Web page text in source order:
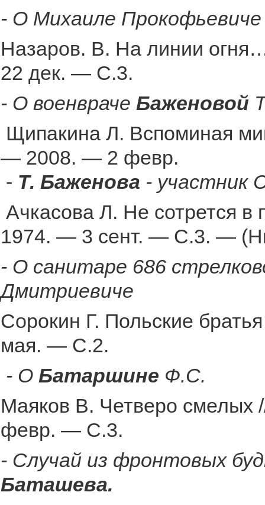
- О Михаиле
Назаров. В. На линии
22 дек. — С.3.
- О военвраче Баженовой
Щипакина Л. Вспоминая
— 2008. — 2 февр.
- Т. Баженова - участник
Ачкасова Л. Не сотрется
1974. — 3 сент. — С.3. —
- О санитаре 686
Дмитриевиче
Сорокин Г. Польские
мая. — С.2.
- О Батаршине Ф.С.
Маяков В. Четверо
февр. — С.3.
- Случай из фронтовых
Баташева.